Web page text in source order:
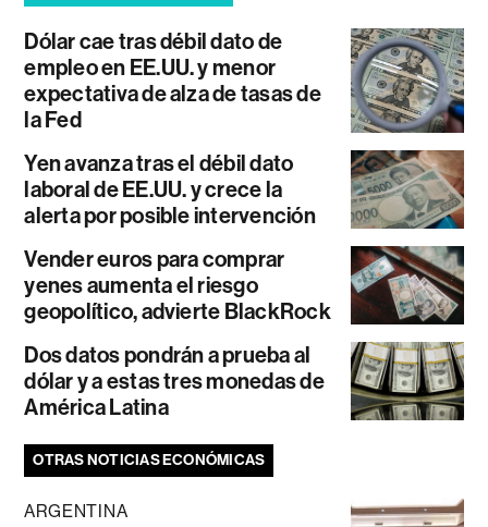
Dólar cae tras débil dato de
empleo en EE.UU. y menor
expectativa de alza de tasas de
la Fed
Yen avanza tras el débil dato
laboral de EE.UU. y crece la
alerta por posible intervención
Vender euros para comprar
yenes aumenta el riesgo
geopolítico, advierte BlackRock
Dos datos pondrán a prueba al
dólar y a estas tres monedas de
América Latina
OTRAS NOTICIAS ECONÓMICAS
ARGENTINA